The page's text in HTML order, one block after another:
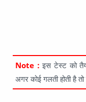
Note : इस टेस्ट को
अगर कोई गलती होती है